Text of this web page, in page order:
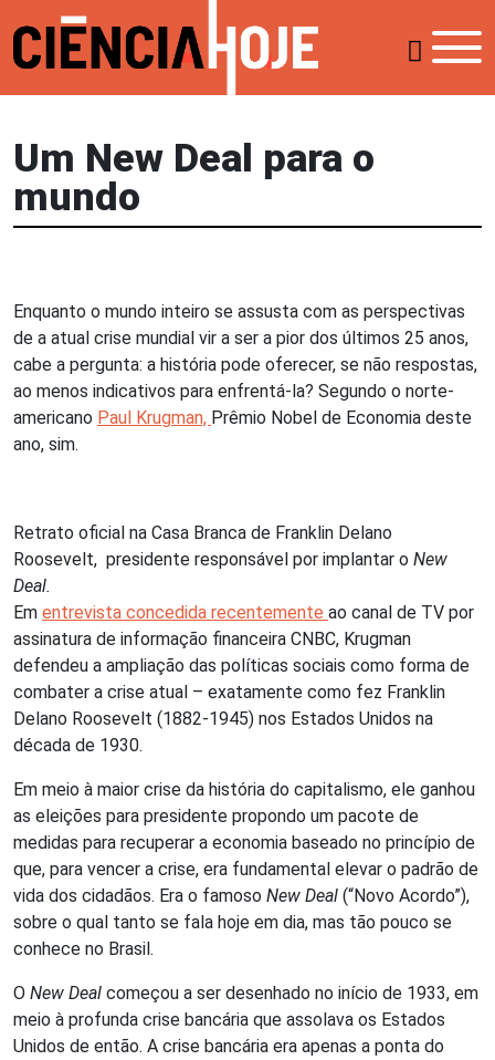
Um New Deal para o
mundo
Enquanto o mundo inteiro se assusta com as perspectivas
de a atual crise mundial vir a ser a pior dos últimos 25 anos,
cabe a pergunta: a história pode oferecer, se não respostas,
ao menos indicativos para enfrentá-la? Segundo o norte-
americano Paul Krugman, Prêmio Nobel de Economia deste
ano, sim.
Retrato oficial na Casa Branca de Franklin Delano
Roosevelt, presidente responsável por implantar o New
Deal.
Em entrevista concedida recentemente ao canal de TV por
assinatura de informação financeira CNBC, Krugman
defendeu a ampliação das políticas sociais como forma de
combater a crise atual – exatamente como fez Franklin
Delano Roosevelt (1882-1945) nos Estados Unidos na
década de 1930.
Em meio à maior crise da história do capitalismo, ele ganhou
as eleições para presidente propondo um pacote de
medidas para recuperar a economia baseado no princípio de
que, para vencer a crise, era fundamental elevar o padrão de
vida dos cidadãos. Era o famoso New Deal (“Novo Acordo”),
sobre o qual tanto se fala hoje em dia, mas tão pouco se
conhece no Brasil.
O New Deal começou a ser desenhado no início de 1933, em
meio à profunda crise bancária que assolava os Estados
Unidos de então. A crise bancária era apenas a ponta do